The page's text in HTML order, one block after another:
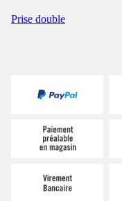
Prise double